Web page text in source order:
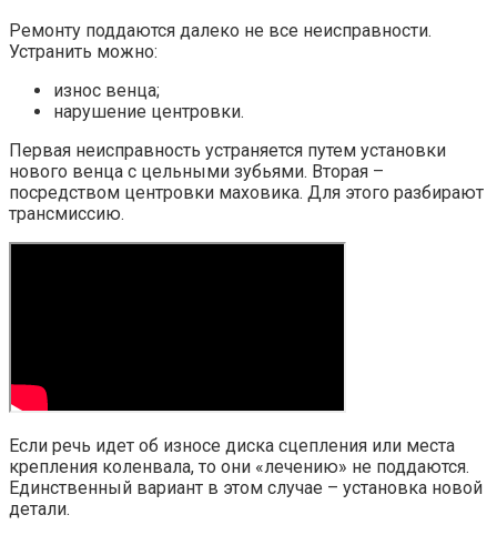
Ремонту поддаются далеко не все неисправности.
Устранить можно:
износ венца;
нарушение центровки.
Первая неисправность устраняется путем установки
нового венца с цельными зубьями. Вторая –
посредством центровки маховика. Для этого разбирают
трансмиссию.
Если речь идет об износе диска сцепления или места
крепления коленвала, то они «лечению» не поддаются.
Единственный вариант в этом случае – установка новой
детали.